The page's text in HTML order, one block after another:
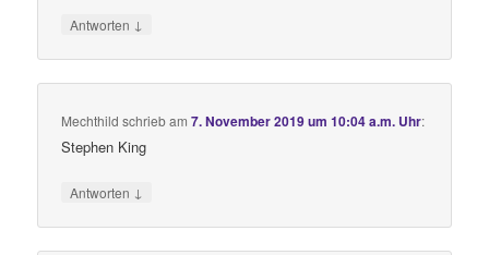
Antworten ↓
Mechthild schriebam7. November 2019 um 10:04 a.m. Uhr:
Stephen King
Antworten ↓